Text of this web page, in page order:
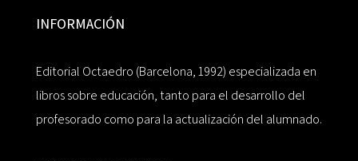
INFORMACIÓN
Editorial Octaedro (Barcelona, 1992) especializada en
libros sobre educación, tanto para el desarrollo del
profesorado como para la actualización del alumnado.